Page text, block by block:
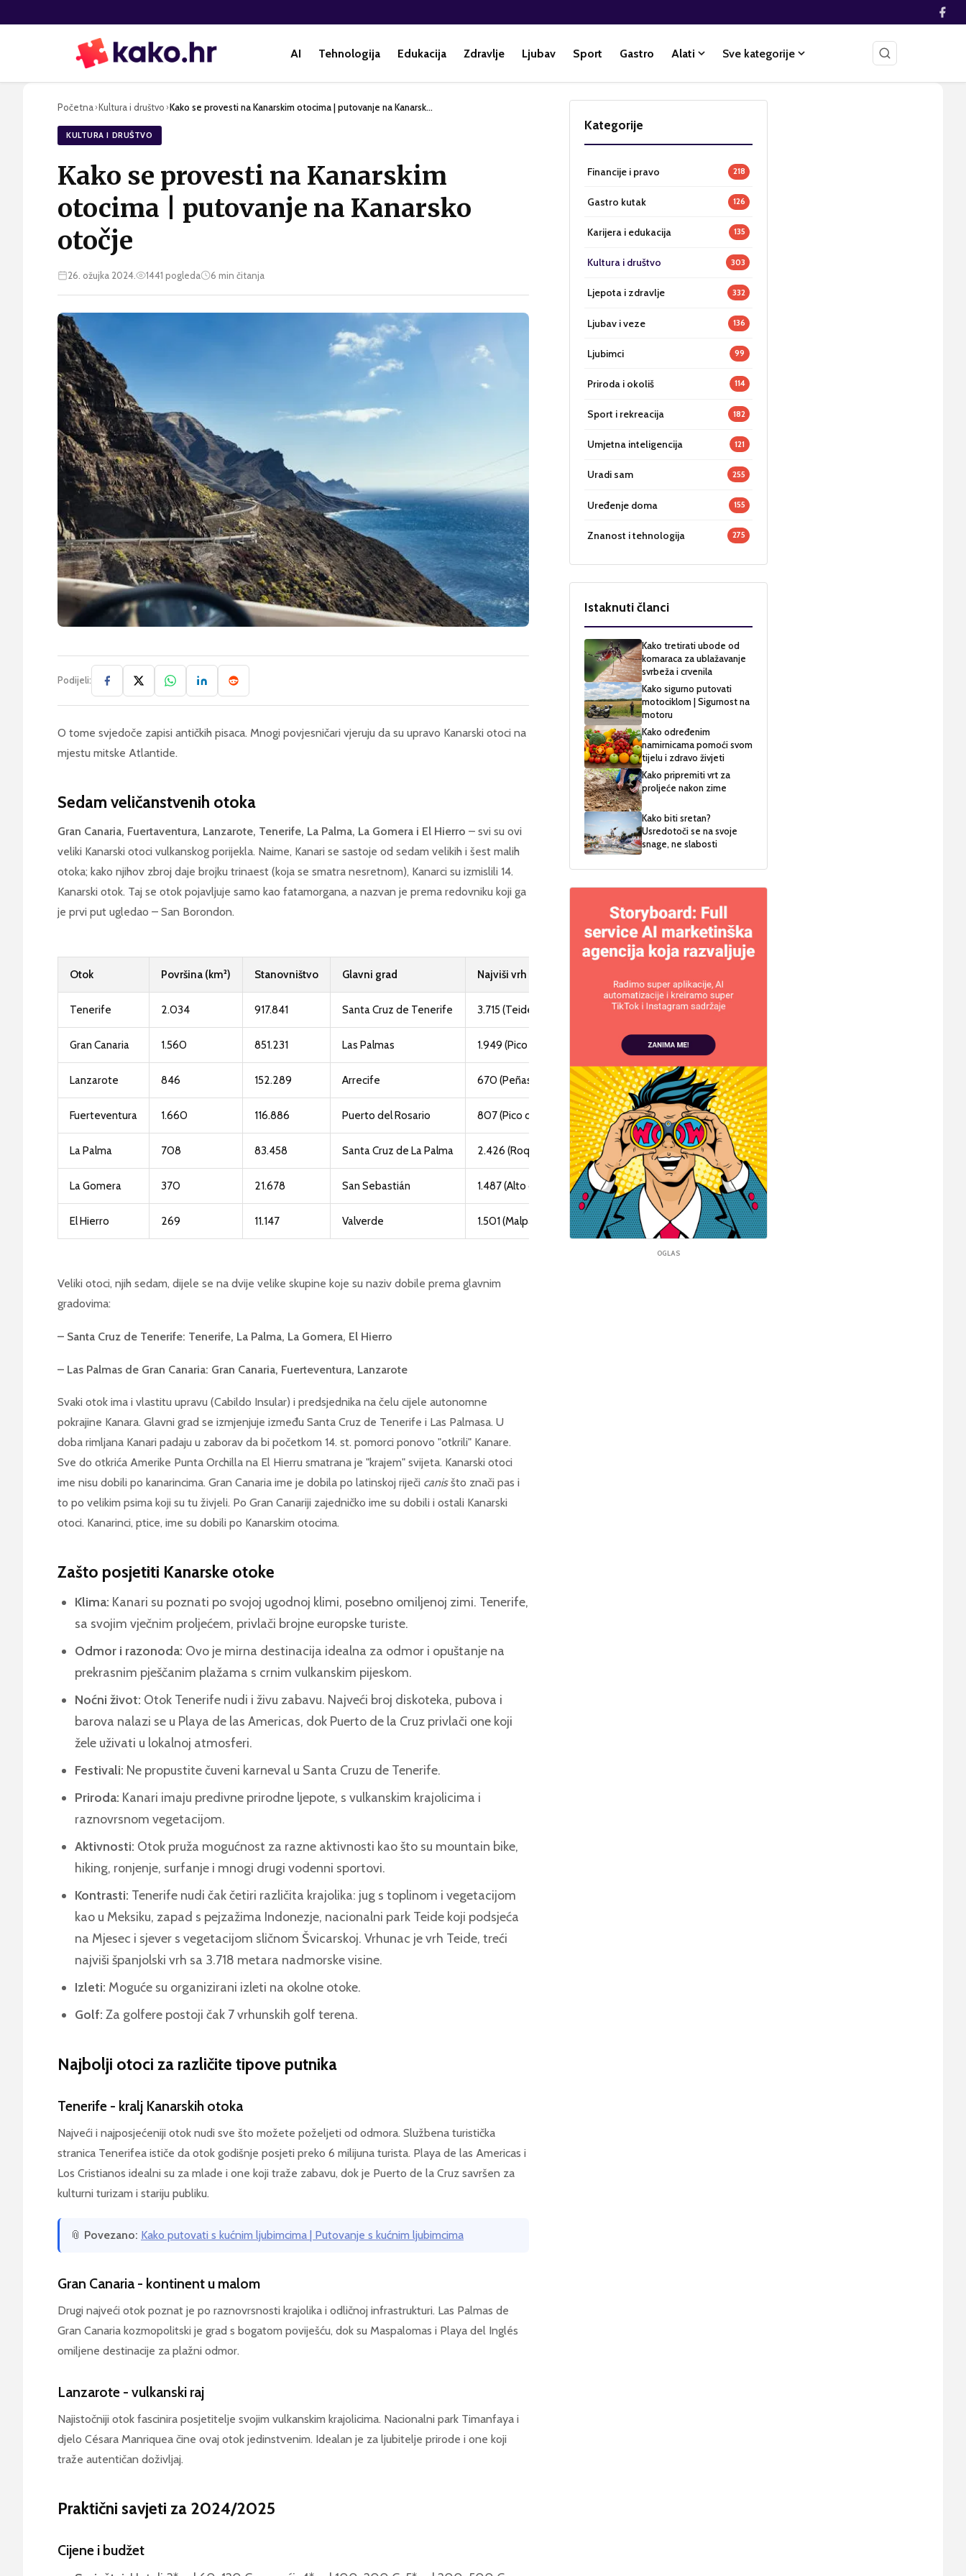
AI Tehnologija Edukacija Zdravlje Ljubav Sport Gastro Alati Sve kategorije
Početna›Kultura i društvo ›Kako se provesti na Kanarskim otocima | putovanje na Kanarsk…
KULTURA I DRUŠTVO
Kako se provesti na Kanarskim
otocima | putovanje na Kanarsko
otočje
26. ožujka 2024. 1441 pogleda 6 min čitanja
Podijeli:
O tome svjedoče zapisi antičkih pisaca. Mnogi povjesničari vjeruju da su upravo Kanarski otoci na
mjestu mitske Atlantide.
Sedam veličanstvenih otoka
Gran Canaria, Fuertaventura, Lanzarote, Tenerife, La Palma, La Gomera i El Hierro – svi su ovi
veliki Kanarski otoci vulkanskog porijekla. Naime, Kanari se sastoje od sedam velikih i šest malih
otoka; kako njihov zbroj daje brojku trinaest (koja se smatra nesretnom), Kanarci su izmislili 14.
Kanarski otok. Taj se otok pojavljuje samo kao fatamorgana, a nazvan je prema redovniku koji ga
je prvi put ugledao – San Borondon.
Otok Površina (km²) Stanovništvo Glavni grad Najviši vrh (m)
Tenerife 2.034 917.841 Santa Cruz de Tenerife 3.715 (Teide)
Gran Canaria 1.560 851.231 Las Palmas 1.949 (Pico de las Nieves)
Lanzarote 846 152.289 Arrecife 670 (Peñas del Chache)
Fuerteventura 1.660 116.886 Puerto del Rosario 807 (Pico de la Zarza)
La Palma 708 83.458 Santa Cruz de La Palma 2.426 (Roque de los Muchachos)
La Gomera 370 21.678 San Sebastián 1.487 (Alto de Garajonay)
El Hierro 269 11.147 Valverde 1.501 (Malpaso)
Veliki otoci, njih sedam, dijele se na dvije velike skupine koje su naziv dobile prema glavnim
gradovima:
– Santa Cruz de Tenerife: Tenerife, La Palma, La Gomera, El Hierro
– Las Palmas de Gran Canaria: Gran Canaria, Fuerteventura, Lanzarote
Svaki otok ima i vlastitu upravu (Cabildo Insular) i predsjednika na čelu cijele autonomne
pokrajine Kanara. Glavni grad se izmjenjuje između Santa Cruz de Tenerife i Las Palmasa. U
doba rimljana Kanari padaju u zaborav da bi početkom 14. st. pomorci ponovo "otkrili" Kanare.
Sve do otkrića Amerike Punta Orchilla na El Hierru smatrana je "krajem" svijeta. Kanarski otoci
ime nisu dobili po kanarincima. Gran Canaria ime je dobila po latinskoj riječi canisšto znači pas i
to po velikim psima koji su tu živjeli. Po Gran Canariji zajedničko ime su dobili i ostali Kanarski
otoci. Kanarinci, ptice, ime su dobili po Kanarskim otocima.
Zašto posjetiti Kanarske otoke
Klima: Kanari su poznati po svojoj ugodnoj klimi, posebno omiljenoj zimi. Tenerife,
sa svojim vječnim proljećem, privlači brojne europske turiste.
Odmor i razonoda: Ovo je mirna destinacija idealna za odmor i opuštanje na
prekrasnim pješčanim plažama s crnim vulkanskim pijeskom.
Noćni život: Otok Tenerife nudi i živu zabavu. Najveći broj diskoteka, pubova i
barova nalazi se u Playa de las Americas, dok Puerto de la Cruz privlači one koji
žele uživati u lokalnoj atmosferi.
Festivali: Ne propustite čuveni karneval u Santa Cruzu de Tenerife.
Priroda: Kanari imaju predivne prirodne ljepote, s vulkanskim krajolicima i
raznovrsnom vegetacijom.
Aktivnosti: Otok pruža mogućnost za razne aktivnosti kao što su mountain bike,
hiking, ronjenje, surfanje i mnogi drugi vodenni sportovi.
Kontrasti: Tenerife nudi čak četiri različita krajolika: jug s toplinom i vegetacijom
kao u Meksiku, zapad s pejzažima Indonezje, nacionalni park Teide koji podsjeća
na Mjesec i sjever s vegetacijom sličnom Švicarskoj. Vrhunac je vrh Teide, treći
najviši španjolski vrh sa 3.718 metara nadmorske visine.
Izleti: Moguće su organizirani izleti na okolne otoke.
Golf: Za golfere postoji čak 7 vrhunskih golf terena.
Najbolji otoci za različite tipove putnika
Tenerife - kralj Kanarskih otoka
Najveći i najposjećeniji otok nudi sve što možete poželjeti od odmora. Službena turistička
stranica Tenerifea ističe da otok godišnje posjeti preko 6 milijuna turista. Playa de las Americas i
Los Cristianos idealni su za mlade i one koji traže zabavu, dok je Puerto de la Cruz savršen za
kulturni turizam i stariju publiku.
📎 Povezano: Kako putovati s kućnim ljubimcima | Putovanje s kućnim ljubimcima
Gran Canaria - kontinent u malom
Drugi najveći otok poznat je po raznovrsnosti krajolika i odličnoj infrastrukturi. Las Palmas de
Gran Canaria kozmopolitski je grad s bogatom poviješću, dok su Maspalomas i Playa del Inglés
omiljene destinacije za plažni odmor.
Lanzarote - vulkanski raj
Najistočniji otok fascinira posjetitelje svojim vulkanskim krajolicima. Nacionalni park Timanfaya i
djelo Césara Manriquea čine ovaj otok jedinstvenim. Idealan je za ljubitelje prirode i one koji
traže autentičan doživljaj.
Praktični savjeti za 2024/2025
Cijene i budžet
Kategorije
Financije i pravo 218
Gastro kutak 126
Karijera i edukacija 135
Kultura i društvo 303
Ljepota i zdravlje 332
Ljubav i veze 136
Ljubimci 99
Priroda i okoliš 114
Sport i rekreacija 182
Umjetna inteligencija 121
Uradi sam 255
Uređenje doma 155
Znanost i tehnologija 275
Istaknuti članci
Kako tretirati ubode od
komaraca za ublažavanje
svrbeža i crvenila
Kako sigurno putovati
motociklom | Sigurnost na
motoru
Kako određenim
namirnicama pomoći svom
tijelu i zdravo živjeti
Kako pripremiti vrt za
proljeće nakon zime
Kako biti sretan?
Usredotoči se na svoje
snage, ne slabosti
OGLAS